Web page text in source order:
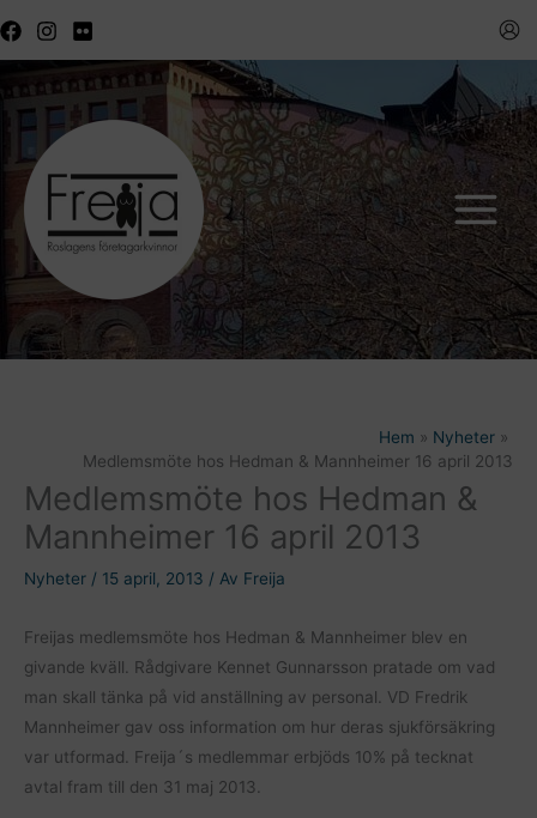
till
Hem
Nyheter
Medlemsmöte hos Hedman & Mannheimer 16 april 2013
Medlemsmöte hos Hedman &
Mannheimer 16 april 2013
Nyheter / 15 april, 2013 / Av Freija
Freijas medlemsmöte hos Hedman & Mannheimer blev en
givande kväll. Rådgivare Kennet Gunnarsson pratade om vad
man skall tänka på vid anställning av personal. VD Fredrik
Mannheimer gav oss information om hur deras sjukförsäkring
var utformad. Freija´s medlemmar erbjöds 10% på tecknat
avtal fram till den 31 maj 2013.